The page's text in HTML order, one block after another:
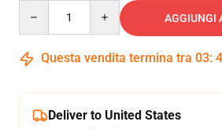
AGGIUNGI
Questa vendita termina tra 03:
Deliver to United States